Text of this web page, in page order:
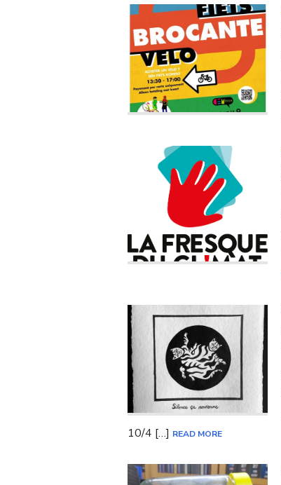
10/4 […] READ MORE